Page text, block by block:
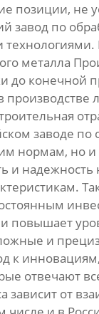
не
по
металла
до конечной
заводе по
нормам, но
и
и повышает
и
к
отвечают
от